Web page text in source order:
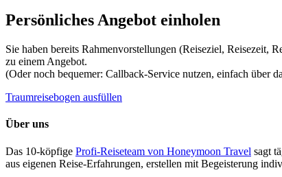
Persönliches Angebot einholen
Sie haben bereits Rahmenvorstellungen (Reiseziel, Reisezeit,
zu einem Angebot.
(Oder noch bequemer: Callback-Service nutzen, einfach über
Traumreisebogen ausfüllen
Über uns
Das 10-köpfige Profi-Reiseteam von Honeymoon Travel sagt
aus eigenen Reise-Erfahrungen, erstellen mit Begeisterung